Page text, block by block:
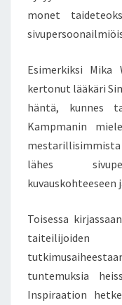
monet
Esimerkiksi Mika
kertonut lääkäri
häntä, kunnes
Kampmanin
lähes
kuvauskohteeseen
Toisessa
tuntemuksia
Inspiraation